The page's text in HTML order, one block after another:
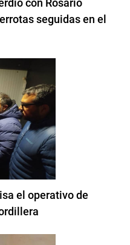
con Rosario
seguidas en el
el operativo de